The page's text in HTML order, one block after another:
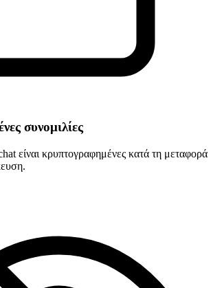
συνομιλίες
είναι κρυπτογραφημένες κατά τη μεταφορά